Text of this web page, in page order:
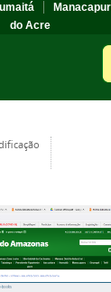
do Acre